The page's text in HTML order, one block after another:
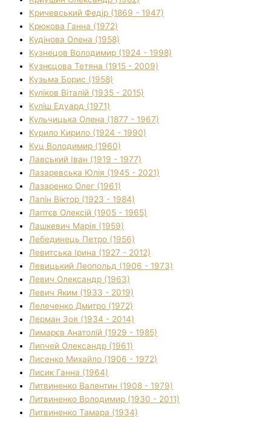
Кричевський Федір (1869 - 1947)
Крюкова Ганна (1972)
Кудінова Олена (1958)
Кузнецов Володимир (1924 - 1998)
Кузнєцова Тетяна (1915 - 2009)
Кузьма Борис (1958)
Куліков Віталій (1935 - 2015)
Куліш Едуард (1971)
Кульчицька Олена (1877 - 1967)
Курило Кирило (1924 - 1990)
Куц Володимир (1960)
Лавський Іван (1919 - 1977)
Лазаревська Юлія (1945 - 2021)
Лазаренко Олег (1961)
Лапін Віктор (1923 - 1984)
Лаптєв Олексій (1905 - 1965)
Лашкевич Марія (1959)
Лебединець Петро (1956)
Левитська Ірина (1927 - 2012)
Левицький Леопольд (1906 - 1973)
Левич Олександр (1963)
Левич Яким (1933 - 2019)
Лелеченко Дмитро (1972)
Лерман Зоя (1934 - 2014)
Лимарєв Анатолій (1929 - 1985)
Липчей Олександр (1961)
Лисенко Михайло (1906 - 1972)
Лисик Ганна (1964)
Литвиненко Валентин (1908 - 1979)
Литвиненко Володимир (1930 - 2011)
Литвиненко Тамара (1934)